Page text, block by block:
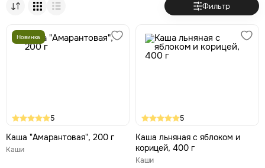
Фильтр
Новинка
5
Каша "Амарантовая", 200 г
Каши
5
Каша льняная с яблоком и
корицей, 400 г
Каши